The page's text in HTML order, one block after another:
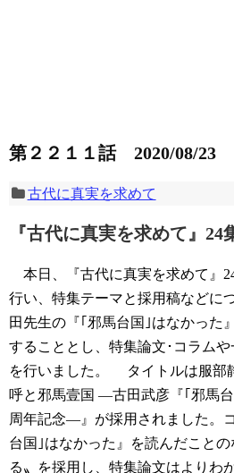
第２２１１話 2020/08/23
古代に真実を求めて
『古代に真実を求めて』24
本日、『古代に真実を求めて』
行い、特集テーマと採用稿などに
田先生の『｢邪馬台国｣はなかった
することとし、特集論文･コラム
を行いました。
タイトルは服部
呼と邪馬壹国 ―古田武彦『｢邪馬
周年記念―』が採用されました。
台国｣はなかった』を読んだこと
る〟を採用し、特集論文はよりわ